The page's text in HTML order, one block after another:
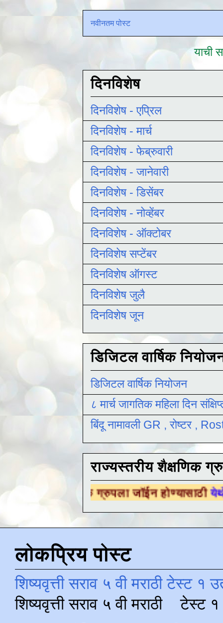
नवीनतम पोस्ट
याची
दिनविशेष
दिनविशेष - एप्रिल
दिनविशेष - मार्च
दिनविशेष - फेब्रुवारी
दिनविशेष - जानेवारी
दिनविशेष - डिसेंबर
दिनविशेष - नोव्हेंबर
दिनविशेष - ऑक्टोबर
दिनविशेष सप्टेंबर
दिनविशेष ऑगस्ट
दिनविशेष जुलै
दिनविशेष जून
डिजिटल वार्षिक
डिजिटल वार्षिक नियोजन
८ मार्च जागतिक महिला दिन
बिंदू नामावली GR , रोष्टर ,
राज्यस्तरीय शैक्षणिक
ग्रुपला जॉईन होण्यासाठीयेथे क्लिक करा .
लोकप्रिय पोस्ट
शिष्यवृत्ती सराव ५ वी मराठी टेस्ट १
शिष्यवृत्ती सराव ५ वी मराठी टेस्ट